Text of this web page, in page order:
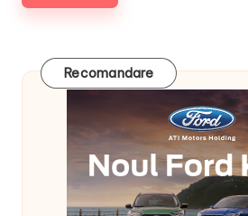
Recomandare